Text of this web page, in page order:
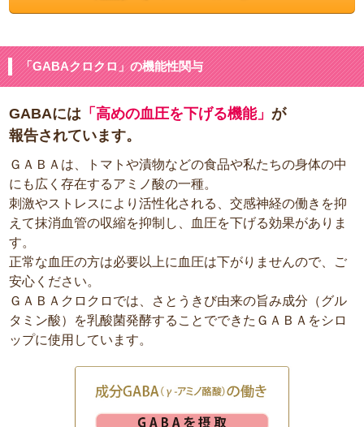
「GABAクロクロ」の機能性関与
GABAには 「高めの血圧を下げる機能」 が
報告されています。
ＧＡＢＡは、トマトや漬物などの食品や私たちの身体の中
にも広く存在するアミノ酸の一種。
刺激やストレスにより活性化される、交感神経の働きを抑
えて抹消血管の収縮を抑制し、血圧を下げる効果がありま
す。
正常な血圧の方は必要以上に血圧は下がりませんので、ご
安心ください。
ＧＡＢＡクロクロでは、さとうきび由来の旨み成分（グル
タミン酸）を乳酸菌発酵することでできたＧＡＢＡをシロ
ップに使用しています。